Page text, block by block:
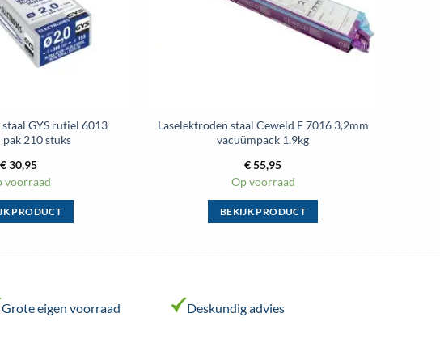
GYS rutiel 6013
pak 210 stuks
€30,95
voorraad
PRODUCT
variaties.
Laselektroden staal Ceweld E 7016 3,2mm
vacuümpack 1,9kg
€55,95
Op voorraad
BEKIJK PRODUCT
variaties.
Grote eigen voorraad Deskundig advies